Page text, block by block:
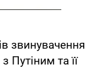
звинувачення
Путіним та її